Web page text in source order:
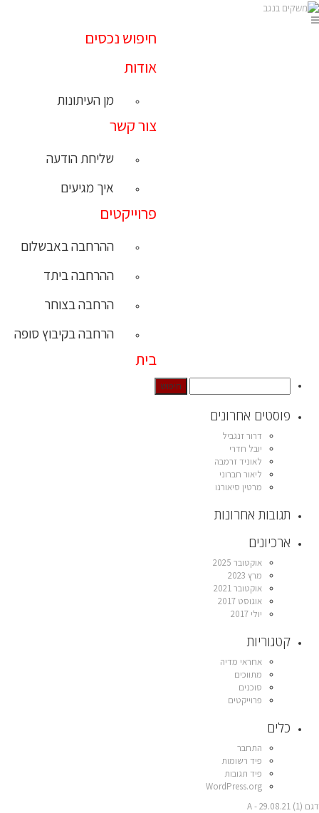
חיפוש נכסים
אודות
מן העיתונות
צור קשר
שליחת הודעה
איך מגיעים
פרוייקטים
ההרחבה באבשלום
ההרחבה ביתד
הרחבה בצוחר
הרחבה בקיבוץ סופה
בית
פוסטים אחרונים
דרור זנגביל
יובל חדרי
לאוניד זרמבה
ליאור חברוני
מרטין סיאורנו
תגובות אחרונות
ארכיונים
אוקטובר 2025
מרץ 2023
אוקטובר 2021
אוגוסט 2017
יולי 2017
קטגוריות
אחראי מדיה
מתווכים
סוכנים
פרוייקטים
כלים
התחבר
פיד רשומות
פיד תגובות
WordPress.org
דגם A - 29.08.21 (1)